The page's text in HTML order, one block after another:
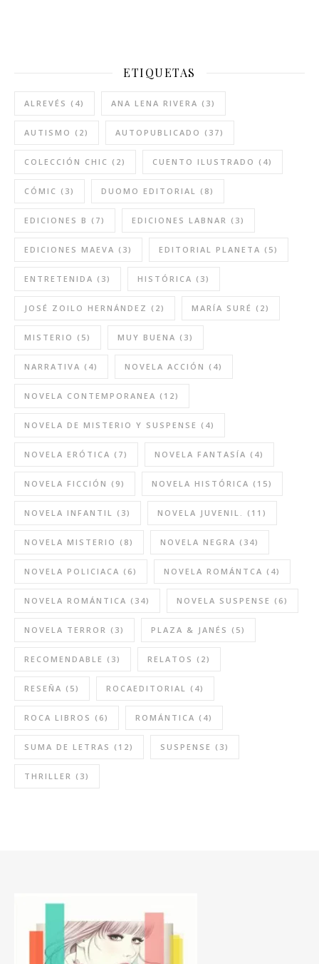
ETIQUETAS
ALREVÉS (4) ANA LENA RIVERA (3)
AUTISMO (2) AUTOPUBLICADO (37)
COLECCIÓN CHIC (2) CUENTO ILUSTRADO (4)
CÓMIC (3) DUOMO EDITORIAL (8)
EDICIONES B (7) EDICIONES LABNAR (3)
EDICIONES MAEVA (3) EDITORIAL PLANETA (5)
ENTRETENIDA (3) HISTÓRICA (3)
JOSÉ ZOILO HERNÁNDEZ (2) MARÍA SURÉ (2)
MISTERIO (5) MUY BUENA (3)
NARRATIVA (4) NOVELA ACCIÓN (4)
NOVELA CONTEMPORANEA (12)
NOVELA DE MISTERIO Y SUSPENSE (4)
NOVELA ERÓTICA (7) NOVELA FANTASÍA (4)
NOVELA FICCIÓN (9) NOVELA HISTÓRICA (15)
NOVELA INFANTIL (3) NOVELA JUVENIL. (11)
NOVELA MISTERIO (8) NOVELA NEGRA (34)
NOVELA POLICIACA (6) NOVELA ROMÁNTCA (4)
NOVELA ROMÁNTICA (34) NOVELA SUSPENSE (6)
NOVELA TERROR (3) PLAZA & JANÉS (5)
RECOMENDABLE (3) RELATOS (2)
RESEÑA (5) ROCAEDITORIAL (4)
ROCA LIBROS (6) ROMÁNTICA (4)
SUMA DE LETRAS (12) SUSPENSE (3)
THRILLER (3)